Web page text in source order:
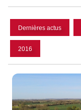
Dernières actus
2016